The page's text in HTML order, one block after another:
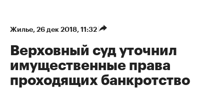
Жилье⁠, 26 дек 2018, 11:32
Верховный суд уточнил
имущественные права
проходящих банкротство